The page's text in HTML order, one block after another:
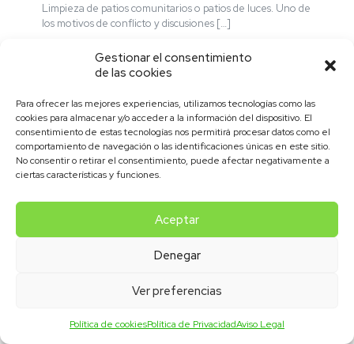
Gestionar el consentimiento
de las cookies
Para ofrecer las mejores experiencias, utilizamos tecnologías como las
cookies para almacenar y/o acceder a la información del dispositivo. El
consentimiento de estas tecnologías nos permitirá procesar datos como el
comportamiento de navegación o las identificaciones únicas en este sitio.
No consentir o retirar el consentimiento, puede afectar negativamente a
ciertas características y funciones.
Aceptar
Denegar
Ver preferencias
Política de cookiesPolítica de PrivacidadAviso Legal
Limpieza de patios comunitarios o patios de luces. Uno de
los motivos de conflicto y discusiones […]
Política de Privacidad|Aviso Legal|Política de Cookies
© 2023 LIMPIEZAS BAEZA | Todos los derechos reservados |
Diseño y desarrollo por OPALA Marketing & Publicidad